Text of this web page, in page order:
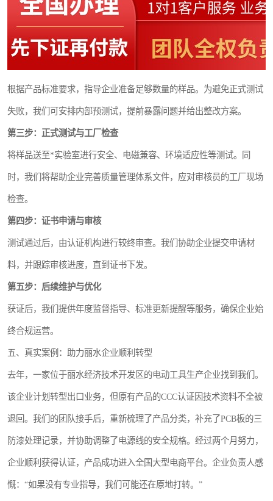
根据产品标准要求，指导企业准备足够数量的样品。为避免正式测试
失败，我们可安排内部预测试，提前暴露问题并给出整改方案。
第三步：正式测试与工厂检查
将样品送至*实验室进行安全、电磁兼容、环境适应性等测试。同
时，我们将帮助企业完善质量管理体系文件，应对审核员的工厂现场
检查。
第四步：证书申请与审核
测试通过后，由认证机构进行较终审查。我们协助企业提交申请材
料，并跟踪审核进度，直到证书下发。
第五步：后续维护与优化
获证后，我们提供年度监督指导、标准更新提醒等服务，确保企业始
终合规运营。
五、真实案例：助力丽水企业顺利转型
去年，一家位于丽水经济技术开发区的电动工具生产企业找到我们。
该企业计划转型出口业务，但原有产品的CCC认证因技术资料不全被
退回。我们的团队接手后，重新梳理了产品分类，补充了PCB板的三
防漆处理记录，并协助调整了电源线的安全规格。经过两个月努力，
企业顺利获得认证，产品成功进入全国大型电商平台。企业负责人感
慨：“如果没有专业指导，我们可能还在原地打转。”